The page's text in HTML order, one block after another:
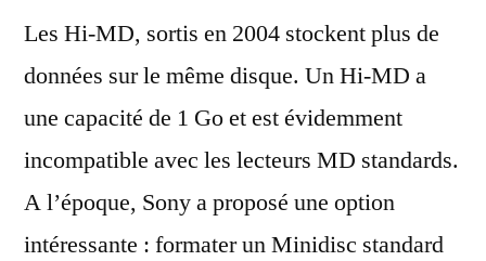
Les Hi-MD, sortis en 2004 stockent plus de
données sur le même disque. Un Hi-MD a
une capacité de 1 Go et est évidemment
incompatible avec les lecteurs MD standards.
A l’époque, Sony a proposé une option
intéressante : formater un Minidisc standard